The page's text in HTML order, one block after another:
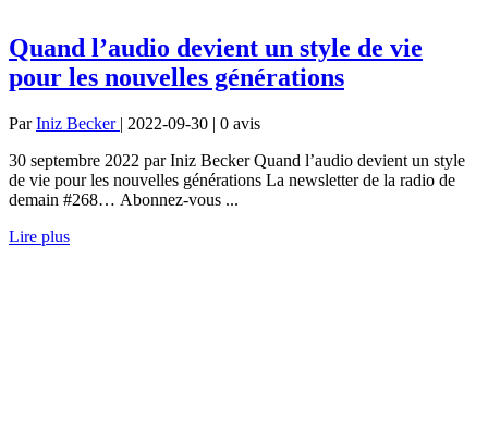
Quand l’audio devient un style de vie
pour les nouvelles générations
ParIniz Becker | 2022-09-30 | 0 avis
30 septembre 2022 par Iniz Becker Quand l’audio devient un style
de vie pour les nouvelles générations La newsletter de la radio de
demain #268… Abonnez-vous ...
Lire plus